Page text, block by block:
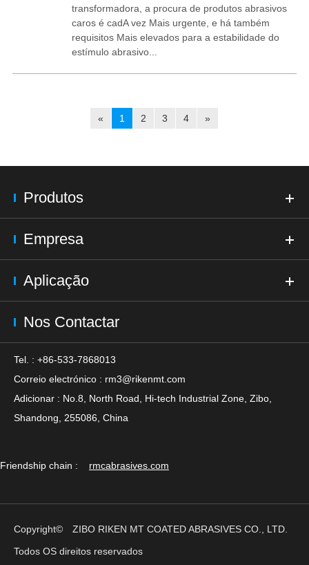
transformadora, a procura de produtos abrasivos
caros é cadA vez Mais urgente, e há também
requisitos Mais elevados para a estabilidade do
estímulo abrasivo...
« 1 2 3 4 »
Produtos
Empresa
Aplicação
Nos Contactar
Tel. : +86-533-7868013
Correio electrónico : rm3@rikenmt.com
Adicionar : No.8, North Road, Hi-tech Industrial Zone, Zibo,
Shandong, 255086, China
Friendship chain : rmcabrasives.com
Copyright©
ZIBO RIKEN MT COATED ABRASIVES CO., LTD.
Todos OS direitos reservados